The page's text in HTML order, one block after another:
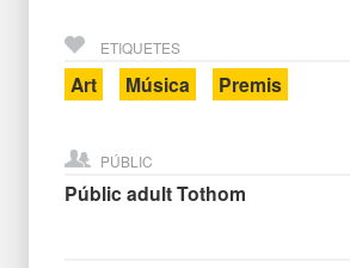
ETIQUETES
Art Música Premis
PÚBLIC
Públic adultTothom